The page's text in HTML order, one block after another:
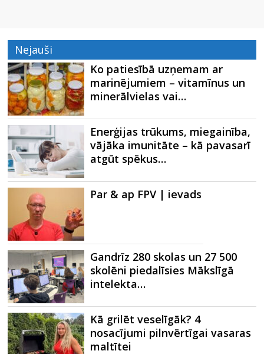
Nejauši
Ko patiesībā uzņemam ar
marinējumiem – vitamīnus un
minerālvielas vai…
Enerģijas trūkums, miegainība,
vājāka imunitāte – kā pavasarī
atgūt spēkus…
Par & ap FPV | ievads
Gandrīz 280 skolas un 27 500
skolēni piedalīsies Mākslīgā
intelekta…
Kā grilēt veselīgāk? 4
nosacījumi pilnvērtīgai vasaras
maltītei